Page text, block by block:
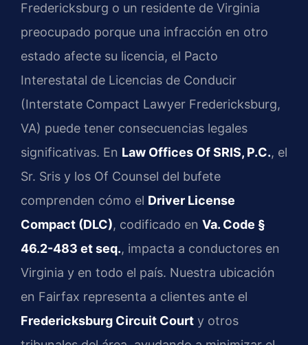
Fredericksburg o un residente de Virginia
preocupado porque una infracción en otro
estado afecte su licencia, el Pacto
Interestatal de Licencias de Conducir
(Interstate Compact Lawyer Fredericksburg,
VA) puede tener consecuencias legales
significativas. En Law Offices Of SRIS, P.C., el
Sr. Sris y los Of Counsel del bufete
comprenden cómo el Driver License
Compact (DLC), codificado en Va. Code §
46.2-483 et seq., impacta a conductores en
Virginia y en todo el país. Nuestra ubicación
en Fairfax representa a clientes ante el
Fredericksburg Circuit Court y otros